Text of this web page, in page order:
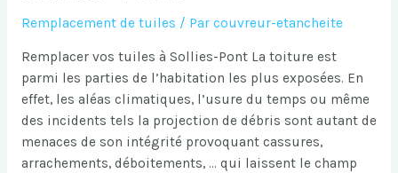
Remplacement de tuiles / Par couvreur-etancheite
Remplacer vos tuiles à Sollies-Pont La toiture est
parmi les parties de l’habitation les plus exposées. En
effet, les aléas climatiques, l’usure du temps ou même
des incidents tels la projection de débris sont autant de
menaces de son intégrité provoquant cassures,
arrachements, déboitements, … qui laissent le champ